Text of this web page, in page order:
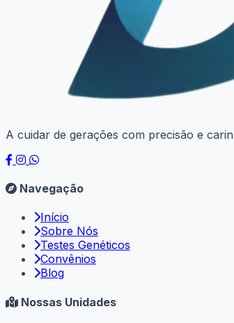
A cuidar de gerações com precisão e
Navegação
Início
Sobre Nós
Testes Genéticos
Convênios
Blog
Nossas Unidades